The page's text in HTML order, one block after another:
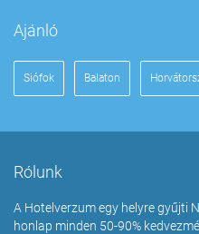
Ajánló
Siófok Balaton
Rólunk
A Hotelverzum egy helyre gyűjti
honlap minden 50-90%